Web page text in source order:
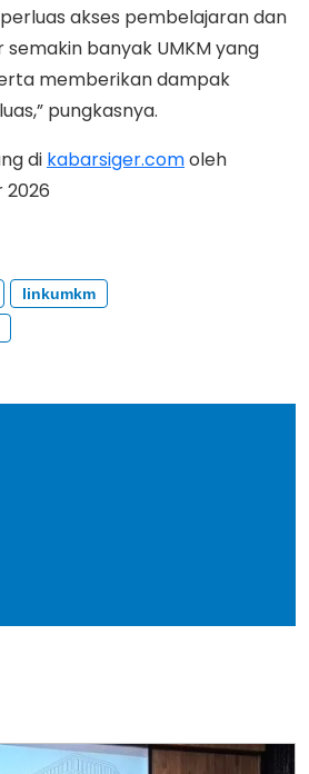
akses pembelajaran dan
banyak UMKM yang
memberikan dampak
pungkasnya.
di kabarsiger.comoleh
2026
linkumkm